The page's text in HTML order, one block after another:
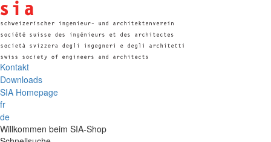
Kontakt
Downloads
SIA Homepage
fr
de
Willkommen beim SIA-Shop